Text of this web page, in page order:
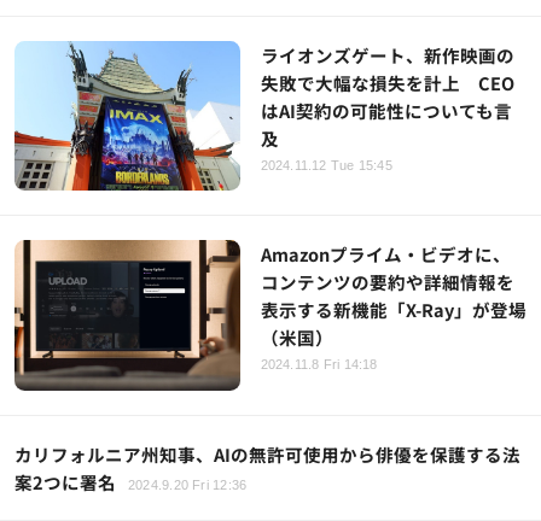
ライオンズゲート、新作映画の
失敗で大幅な損失を計上 CEO
はAI契約の可能性についても言
及
2024.11.12 Tue 15:45
Amazonプライム・ビデオに、
コンテンツの要約や詳細情報を
表示する新機能「X-Ray」が登場
（米国）
2024.11.8 Fri 14:18
カリフォルニア州知事、AIの無許可使用から俳優を保護する法
案2つに署名
2024.9.20 Fri 12:36